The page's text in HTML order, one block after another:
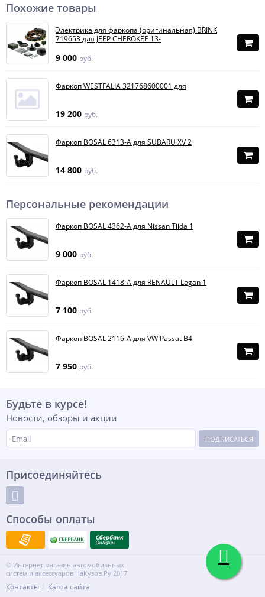
Похожие товары
Электрика для фаркопа (оригинальная) BRINK
719653 для JEEP CHEROKEE 13-
9 000 руб.
Фаркоп WESTFALIA 321768600001 для
19 200 руб.
Фаркоп BOSAL 6313-A для SUBARU XV 2
14 800 руб.
Персональные рекомендации
Фаркоп BOSAL 4362-A для Nissan Tiida 1
9 000 руб.
Фаркоп BOSAL 1418-A для RENAULT Logan 1
7 100 руб.
Фаркоп BOSAL 2116-A для VW Passat B4
7 950 руб.
Будьте в курсе!
Новости, обзоры и акции
ПОДПИСАТЬСЯ
Присоединяйтесь
Способы оплаты
© Интернет магазин автомобильных
систем и аксессуаров НаКузов.Ру 2017
Контакты Карта сайта